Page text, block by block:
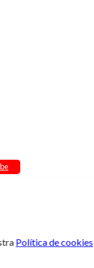
Política de cookies